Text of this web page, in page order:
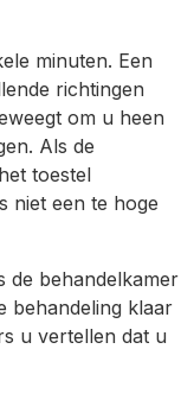
minuten. Een
richtingen
om u heen
Als de
toestel
niet een te hoge
de behandelkamer
behandeling klaar
u vertellen dat u